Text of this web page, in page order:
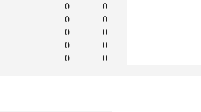
0
0
0
0
0
0
0
0
0
0